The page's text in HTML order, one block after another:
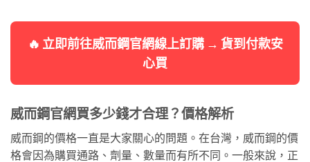
🔥 立即前往威而鋼官網線上訂購 → 貨到付款安
心買
威而鋼官網買多少錢才合理？價格解析
威而鋼的價格一直是大家關心的問題。在台灣，威而鋼的價
格會因為購買通路、劑量、數量而有所不同。一般來說，正